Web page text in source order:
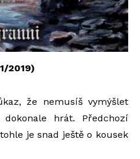
2019)
že nemusíš vymýšlet
hrát. Předchozí
je snad ještě o kousek